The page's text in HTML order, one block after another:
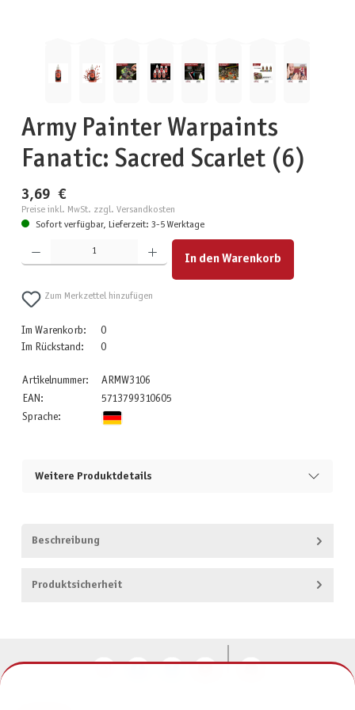
Army Painter Warpaints
Fanatic: Sacred Scarlet (6)
3,69 €
Preise inkl. MwSt. zzgl. Versandkosten
Sofort verfügbar, Lieferzeit: 3-5 Werktage
Produkt Anzahl: Gib den gewünschten Wert ein oder benutze die Schaltflächen um die Anzahl zu
In den Warenkorb
Zum Merkzettel hinzufügen
Im Warenkorb:
0
Im Rückstand:
0
Artikelnummer:
ARMW3106
EAN:
5713799310605
Sprache:
Weitere Produktdetails
Beschreibung
Produktsicherheit